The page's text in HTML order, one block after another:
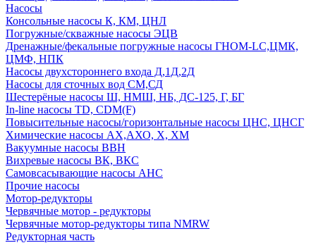
Насосы
Консольные насосы К, КМ, ЦНЛ
Погружные/скважные насосы ЭЦВ
Дренажные/фекальные погружные насосы ГНОМ-LC,ЦМК,
ЦМФ, НПК
Насосы двухстороннего входа Д,1Д,2Д
Насосы для сточных вод СМ,СД
Шестерёные насосы Ш, НМШ, НБ, ДС-125, Г, БГ
In-line насосы TD, CDM(F)
Повысительные насосы/горизонтальные насосы ЦНС, ЦНСГ
Химические насосы АХ,АХО, Х, ХМ
Вакуумные насосы ВВН
Вихревые насосы ВК, ВКС
Самовсасывающие насосы АНС
Прочие насосы
Мотор-редукторы
Червячные мотор - редукторы
Червячные мотор-редукторы типа NMRW
Редукторная часть